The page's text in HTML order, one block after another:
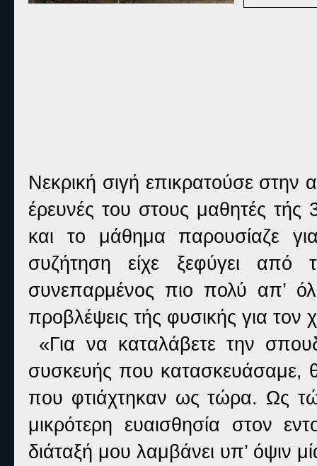
Νεκρική σιγή επικρατούσε στην
έρευνές του στους μαθητές
και το μάθημα παρουσίαζε
συζήτηση είχε ξεφύγει
συνεπαρμένος πιο πολύ απ’
προβλέψεις τής φυσικής για τον
«Για να καταλάβετε την
συσκευής που κατασκευάσαμε,
που φτιάχτηκαν ως τώρα. Ως
μικρότερη ευαισθησία στον
διάταξή μου λαμβάνει υπ’ όψιν